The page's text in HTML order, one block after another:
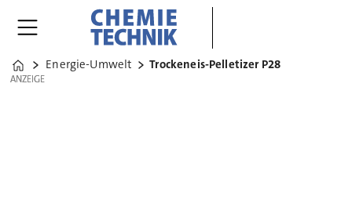
Home
Energie-Umwelt Trockeneis-Pelletizer P28
ANZEIGE
ANZEIGE